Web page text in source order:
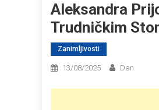
Aleksandra
Trudničkim
Zanimljivosti
13/08/2025 Dan